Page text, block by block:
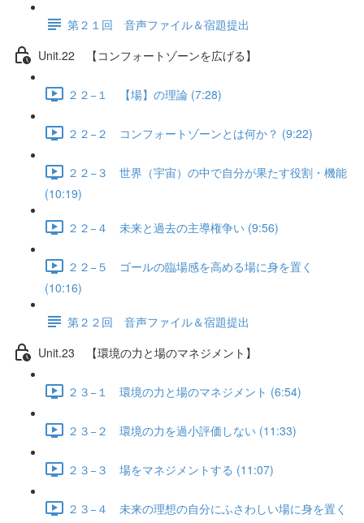
第２１回 音声ファイル＆宿題提出
Unit.22 【コンフォートゾーンを広げる】
２２−１ 【場】の理論 (7:28)
２２−２ コンフォートゾーンとは何か？ (9:22)
２２−３ 世界（宇宙）の中で自分が果たす役割・機能
(10:19)
２２−４ 未来と過去の主導権争い (9:56)
２２−５ ゴールの臨場感を高める場に身を置く
(10:16)
第２２回 音声ファイル＆宿題提出
Unit.23 【環境の力と場のマネジメント】
２３−１ 環境の力と場のマネジメント (6:54)
２３−２ 環境の力を過小評価しない (11:33)
２３−３ 場をマネジメントする (11:07)
２３−４ 未来の理想の自分にふさわしい場に身を置く